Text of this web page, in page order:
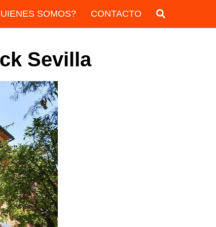
SOMOS? CONTACTO
Sevilla